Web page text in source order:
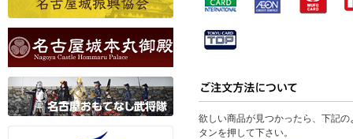
欲しい商品が見つかったら、下記
タンを押して下さい。